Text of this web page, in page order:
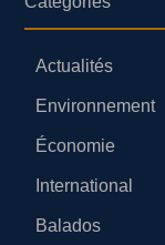
Actualités
Environnement
Économie
International
Balados